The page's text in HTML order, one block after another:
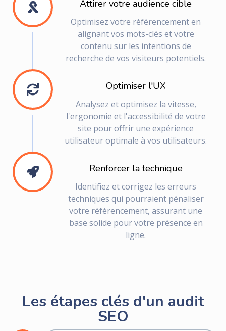
Attirer votre audience cible
Optimisez votre référencement en
alignant vos mots-clés et votre
contenu sur les intentions de
recherche de vos visiteurs potentiels.
Optimiser l'UX
Analysez et optimisez la vitesse,
l'ergonomie et l'accessibilité de votre
site pour offrir une expérience
utilisateur optimale à vos utilisateurs.
Renforcer la technique
Identifiez et corrigez les erreurs
techniques qui pourraient pénaliser
votre référencement, assurant une
base solide pour votre présence en
ligne.
Les étapes clés d'un audit
SEO